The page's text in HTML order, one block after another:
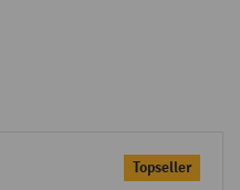
Topseller